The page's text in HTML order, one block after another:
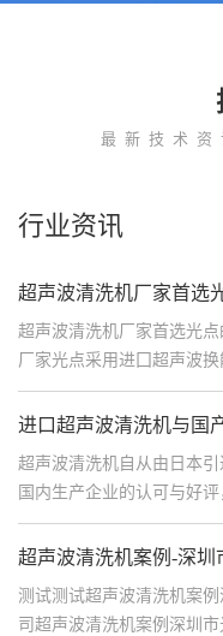
最新技术资
行业资讯
超声波清洗机厂家首选
超声波清洗机厂家首选光
厂家光点采用进囗超声波
进口超声波清洗机与国
超声波清洗机自从由日本
国内生产企业的认可与好
超声波清洗机案例-深圳
测试测试超声波清洗机案
司超声波清洗机案例深圳